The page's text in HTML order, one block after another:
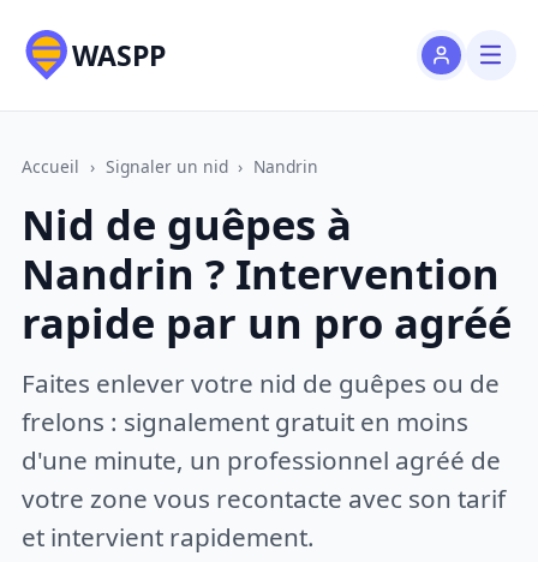
WASPP
Accueil › Signaler un nid › Nandrin
Nid de guêpes à
Nandrin ? Intervention
rapide par un pro agréé
Faites enlever votre nid de guêpes ou de
frelons : signalement gratuit en moins
d'une minute, un professionnel agréé de
votre zone vous recontacte avec son tarif
et intervient rapidement.